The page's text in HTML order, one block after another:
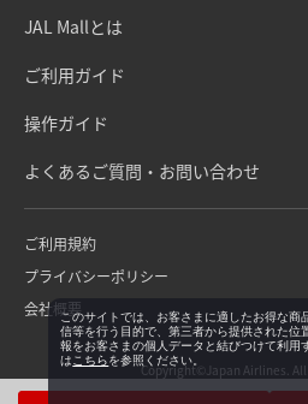
JAL Mallとは
ご利用ガイド
操作ガイド
よくあるご質問・お問い合わせ
ご利用規約
プライバシーポリシー
会社概要
Copyright©Japan Airlines. All
このサイトでは、お客さまに適したお得な商
信等を行う目的で、第三者から提供された位
報をお客さまの個人データと結びつけて利用
は こちらを参照ください。